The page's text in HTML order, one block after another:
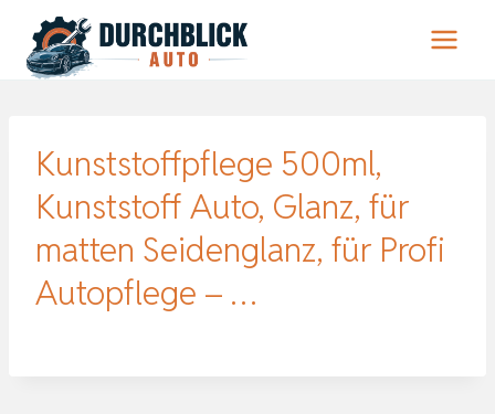
Inhalt
springen
Kunststoffpflege 500ml,
Kunststoff Auto, Glanz, für
matten Seidenglanz, für Profi
Autopflege – …